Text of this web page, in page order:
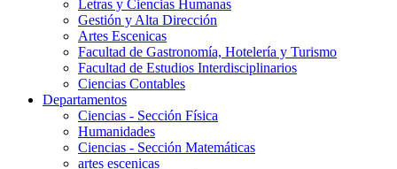
Letras y Ciencias Humanas
Gestión y Alta Dirección
Artes Escenicas
Facultad de Gastronomía, Hotelería y Turismo
Facultad de Estudios Interdisciplinarios
Ciencias Contables
Departamentos
Ciencias - Sección Física
Humanidades
Ciencias - Sección Matemáticas
artes escenicas